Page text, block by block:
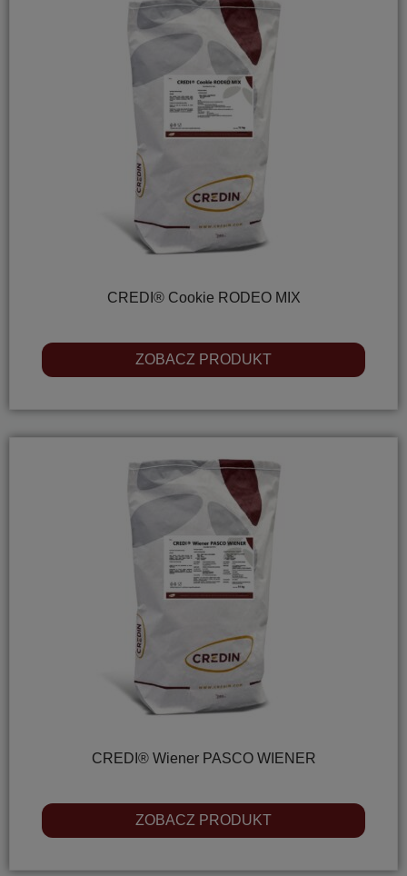
CREDI® Cookie RODEO MIX
ZOBACZ PRODUKT
CREDI® Wiener PASCO WIENER
ZOBACZ PRODUKT